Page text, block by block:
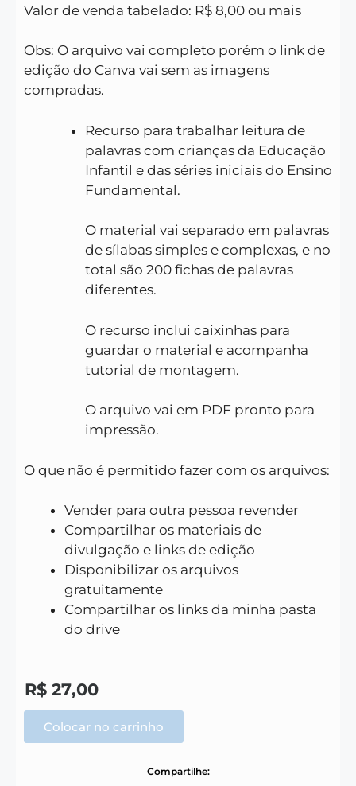
Valor de venda tabelado: R$ 8,00 ou mais
Obs: O arquivo vai completo porém o link de
edição do Canva vai sem as imagens
compradas.
Recurso para trabalhar leitura de
palavras com crianças da Educação
Infantil e das séries iniciais do Ensino
Fundamental.
O material vai separado em palavras
de sílabas simples e complexas, e no
total são 200 fichas de palavras
diferentes.
O recurso inclui caixinhas para
guardar o material e acompanha
tutorial de montagem.
O arquivo vai em PDF pronto para
impressão.
O que não é permitido fazer com os arquivos:
Vender para outra pessoa revender
Compartilhar os materiais de
divulgação e links de edição
Disponibilizar os arquivos
gratuitamente
Compartilhar os links da minha pasta
do drive
R$ 27,00
Colocar no carrinho
Compartilhe: